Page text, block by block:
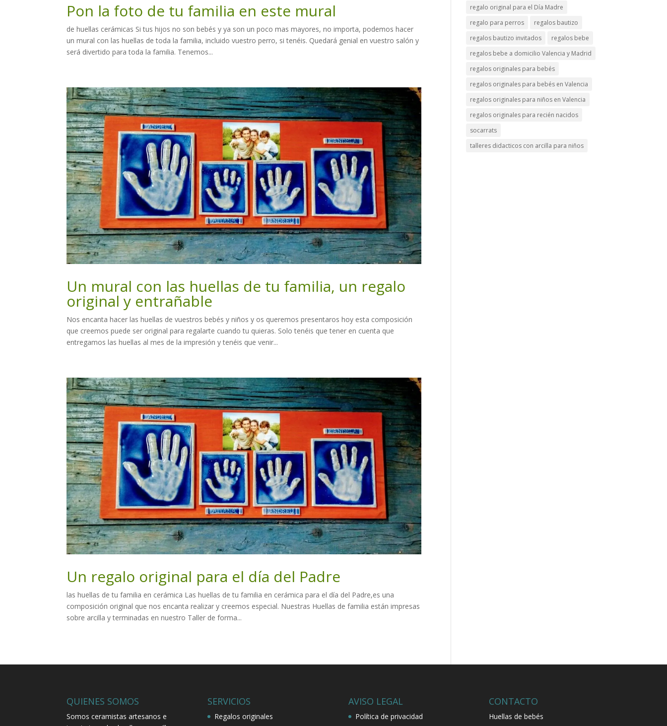
Pon la foto de tu familia en este mural
de huellas cerámicas Si tus hijos no son bebés y ya son un poco mas mayores, no importa, podemos hacer
un mural con las huellas de toda la familia, incluido vuestro perro, si tenéis. Quedará genial en vuestro salón y
será divertido para toda la familia. Tenemos...
Un mural con las huellas de tu familia, un regalo
original y entrañable
Nos encanta hacer las huellas de vuestros bebés y niños y os queremos presentaros hoy esta composición
que creemos puede ser original para regalarte cuando tu quieras. Solo tenéis que tener en cuenta que
entregamos las huellas al mes de la impresión y tenéis que venir...
Un regalo original para el día del Padre
las huellas de tu familia en cerámica Las huellas de tu familia en cerámica para el día del Padre,es una
composición original que nos encanta realizar y creemos especial. Nuestras Huellas de familia están impresas
sobre arcilla y terminadas en nuestro Taller de forma...
regalo original para el Día Madre
regalo para perros
regalos bautizo
regalos bautizo invitados
regalos bebe
regalos bebe a domicilio Valencia y Madrid
regalos originales para bebés
regalos originales para bebés en Valencia
regalos originales para niños en Valencia
regalos originales para recién nacidos
socarrats
talleres didacticos con arcilla para niños
QUIENES SOMOS
Somos ceramistas artesanos e
SERVICIOS
Regalos originales
AVISO LEGAL
Política de privacidad
CONTACTO
Huellas de bebés